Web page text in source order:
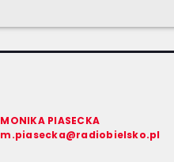
MONIKA PIASECKA
m.piasecka@radiobielsko.pl